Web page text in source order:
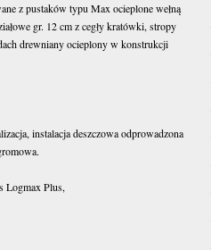
z pustaków typu Max ocieplone wełną
gr. 12 cm z cegły kratówki, stropy
drewniany ocieplony w konstrukcji
instalacja deszczowa odprowadzona
Logmax Plus,